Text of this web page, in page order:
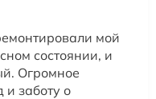
мой
состоянии, и
Огромное
и заботу о